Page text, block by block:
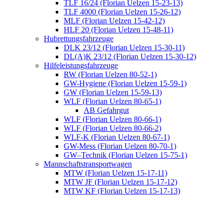
TLF 16/24 (Florian Uelzen 15-23-13)
TLF 4000 (Florian Uelzen 15-26-12)
MLF (Florian Uelzen 15-42-12)
HLF 20 (Florian Uelzen 15-48-11)
Hubrettungsfahrzeuge
DLK 23/12 (Florian Uelzen 15-30-11)
DL(A)K 23/12 (Florian Uelzen 15-30-12)
Hilfeleistungsfahrzeuge
RW (Florian Uelzen 80-52-1)
GW-Hygiene (Florian Uelzen 15-59-1)
GW (Florian Uelzen 15-59-13)
WLF (Florian Uelzen 80-65-1)
AB Gefahrgut
WLF (Florian Uelzen 80-66-1)
WLF (Florian Uelzen 80-66-2)
WLF-K (Florian Uelzen 80-67-1)
GW-Mess (Florian Uelzen 80-70-1)
GW–Technik (Florian Uelzen 15-75-1)
Mannschaftstransportwagen
MTW (Florian Uelzen 15-17-11)
MTW JF (Florian Uelzen 15-17-12)
MTW KF (Florian Uelzen 15-17-13)